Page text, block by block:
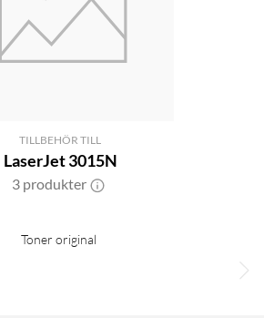
TILLBEHÖR TILL
LaserJet 3015N
3 produkter
Toner original